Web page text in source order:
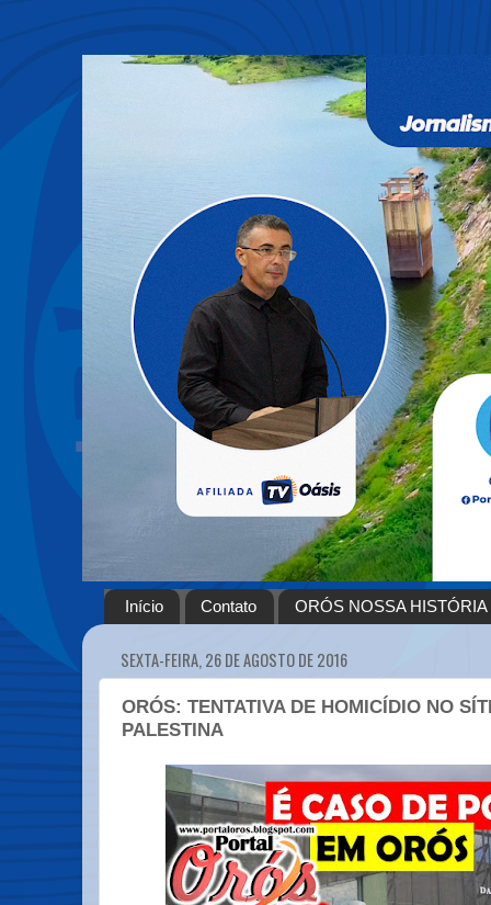
Início Contato ORÓS NOSSA HISTÓRIA
SEXTA-FEIRA, 26 DE AGOSTO DE 2016
ORÓS: TENTATIVA DE HOMICÍDIO NO
PALESTINA